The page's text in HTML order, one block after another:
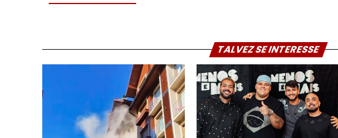
TALVEZ SE INTERESSE